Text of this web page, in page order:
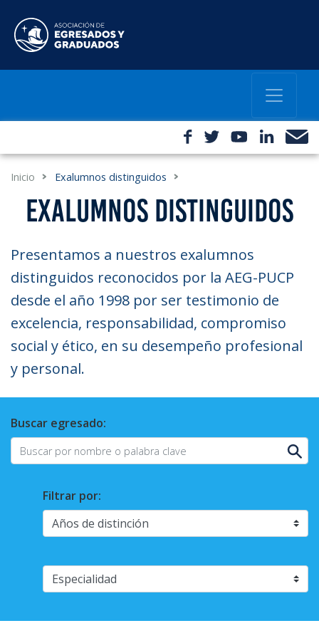
Inicio Exalumnos distinguidos
EXALUMNOS DISTINGUIDOS
Presentamos a nuestros exalumnos
distinguidos reconocidos por la AEG-PUCP
desde el año 1998 por ser testimonio de
excelencia, responsabilidad, compromiso
social y ético, en su desempeño profesional
y personal.
Buscar egresado:
Filtrar por: